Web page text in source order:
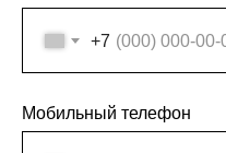
+7
Мобильный телефон